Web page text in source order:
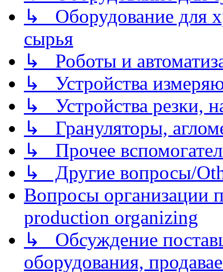
↳ Оборудование для
сырья
↳ Роботы и
↳ Устройства
↳ Устройства резки,
↳ Грануляторы,
↳ Прочее
↳ Другие вопросы/
Вопросы организации
production organizing
↳ Обсуждение
оборудования,